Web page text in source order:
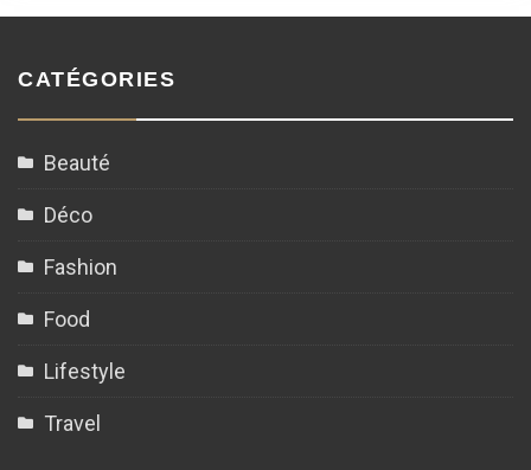
CATÉGORIES
Beauté
Déco
Fashion
Food
Lifestyle
Travel